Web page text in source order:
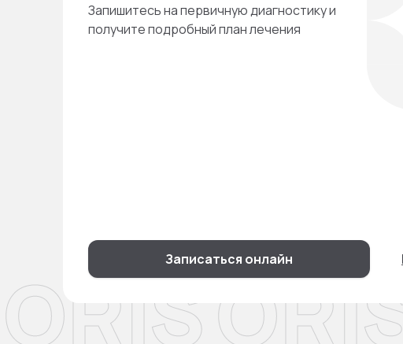
Запишитесь на первичную диагностику и
получите подробный план лечения
Записаться онлайн